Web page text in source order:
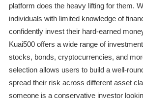
platform does the heavy lifting for them.
individuals with limited knowledge of
confidently invest their hard-earned
Kuai500 offers a wide range of
stocks, bonds, cryptocurrencies, and
selection allows users to build a well-
spread their risk across different asset
someone is a conservative investor